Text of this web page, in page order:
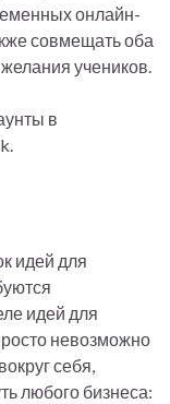
онлайн-
совмещать оба
учеников.
в
идей для
идей для
невозможно
себя,
любого бизнеса: